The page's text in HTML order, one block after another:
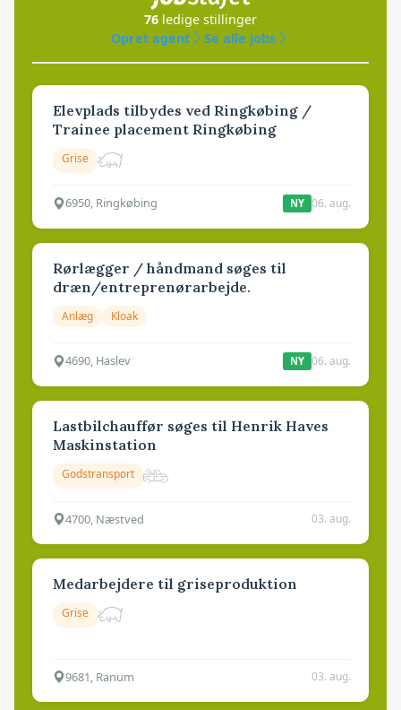
76 ledige stillinger
Opret agent
Se alle jobs
Elevplads tilbydes ved Ringkøbing /
Trainee placement Ringkøbing
Grise
6950, Ringkøbing NY 06. aug.
Rørlægger / håndmand søges til
dræn/entreprenørarbejde.
Anlæg Kloak
4690, Haslev NY 06. aug.
Lastbilchauffør søges til Henrik Haves
Maskinstation
Godstransport
4700, Næstved 03. aug.
Medarbejdere til griseproduktion
Grise
9681, Ranum 03. aug.